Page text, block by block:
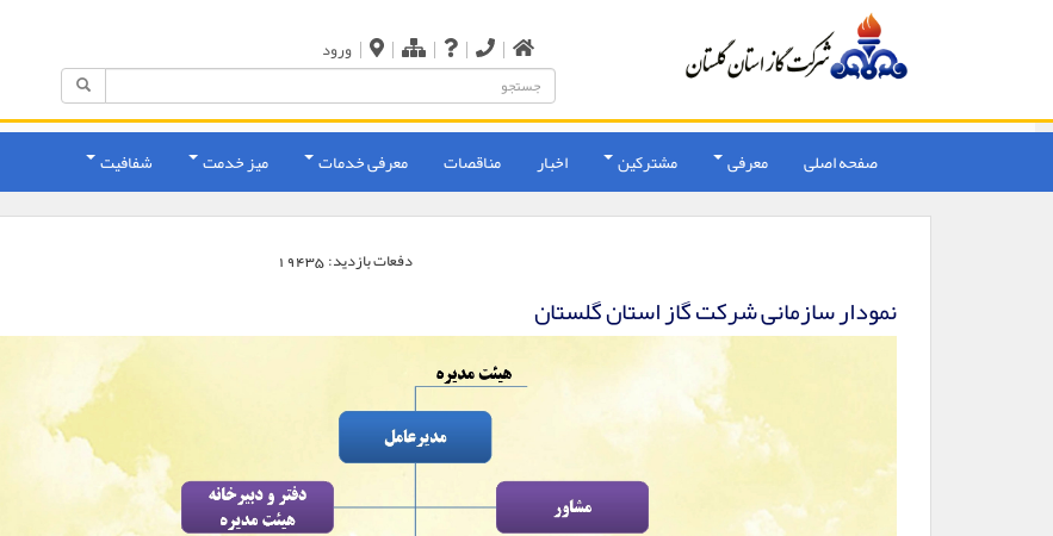
|
|
|
|
| ورود
صفحه اصلی معرفی مشترکین اخبار مناقصات معرفی خدمات میز خدمت شفافیت
دفعات بازدید: 19435
نمودار سازمانی شرکت گاز استان گلستان